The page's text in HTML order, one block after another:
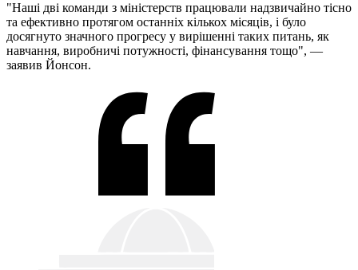
"Наші дві команди з міністерств працювали надзвичайно тісно
та ефективно протягом останніх кількох місяців, і було
досягнуто значного прогресу у вирішенні таких питань, як
навчання, виробничі потужності, фінансування тощо", —
заявив Йонсон.